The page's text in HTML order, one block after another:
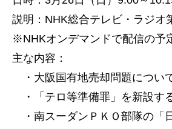
説明：NHK総合テレビ・ラジオ
※NHKオンデマンドで配信の予
主な内容：
・大阪国有地売却問題につい
・「テロ等準備罪」を新設す
・南スーダンＰＫＯ部隊の「